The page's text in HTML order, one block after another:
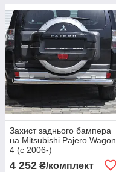
Захист заднього бампера
на Mitsubishi Pajero Wagon
4 (c 2006-)
4 252 ₴/комплект